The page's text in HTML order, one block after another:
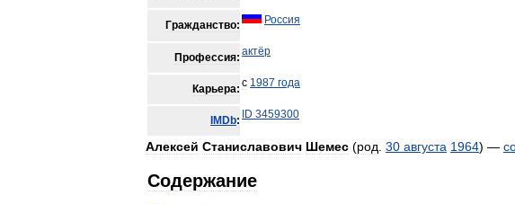
Гражданство: Россия
Профессия: актёр
Карьера: с 1987 года
IMDb: ID 3459300
Алексей Станиславович Шемес (род 30 августа 1964) —
Содержание